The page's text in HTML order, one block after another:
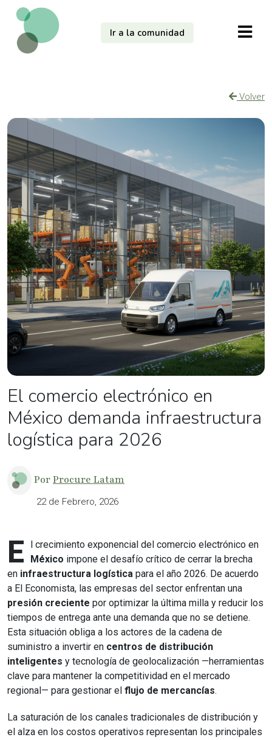
Ir a la comunidad
Volver
El comercio electrónico en
México demanda infraestructura
logística para 2026
PorProcure Latam
22 de Febrero, 2026
E
l crecimiento exponencial del comercio electrónico en
México impone el desafío crítico de cerrar la brecha
en infraestructura logística para el año 2026. De acuerdo
a El Economista, las empresas del sector enfrentan una
presión creciente por optimizar la última milla y reducir los
tiempos de entrega ante una demanda que no se detiene.
Esta situación obliga a los actores de la cadena de
suministro a invertir en centros de distribución
inteligentes y tecnología de geolocalización —herramientas
clave para mantener la competitividad en el mercado
regional— para gestionar el flujo de mercancías.
La saturación de los canales tradicionales de distribución y
el alza en los costos operativos representan los principales